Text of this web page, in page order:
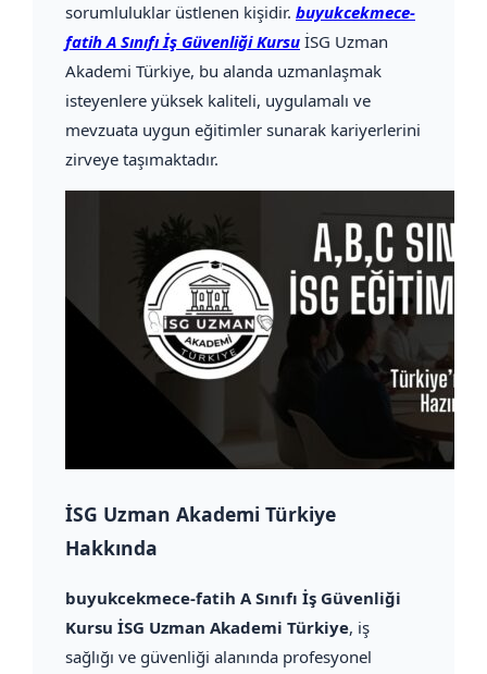
sorumluluklar üstlenen kişidir. buyukcekmece-
fatih A Sınıfı İş Güvenliği Kursu İSG Uzman
Akademi Türkiye, bu alanda uzmanlaşmak
isteyenlere yüksek kaliteli, uygulamalı ve
mevzuata uygun eğitimler sunarak kariyerlerini
zirveye taşımaktadır.
İSG Uzman Akademi Türkiye
Hakkında
buyukcekmece-fatih A Sınıfı İş Güvenliği
Kursu İSG Uzman Akademi Türkiye, iş
sağlığı ve güvenliği alanında profesyonel